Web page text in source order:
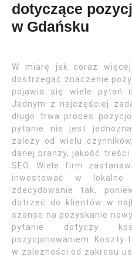
dotyczące
w Gdańsku
W miarę jak coraz
dostrzegać znaczenie
pojawia się wiele pytań
Jednym z najczęściej
długo trwa proces
pytanie nie jest
zależy od wielu
danej branży, jakość
SEO. Wiele firm
inwestować w lokalne
zdecydowanie tak,
dotrzeć do klientów w
szanse na pozyskanie
pytanie dotyczy
pozycjonowaniem. Koszty
w zależności od zakresu